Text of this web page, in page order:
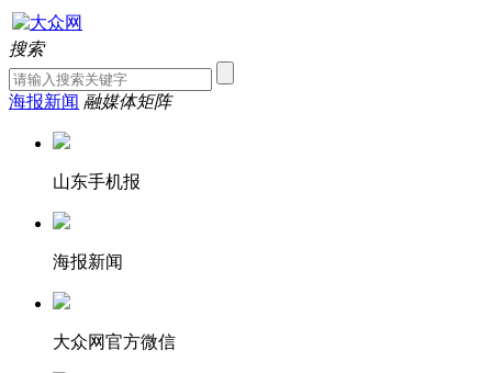
搜索
海报新闻 融媒体矩阵
山东手机报
海报新闻
大众网官方微信